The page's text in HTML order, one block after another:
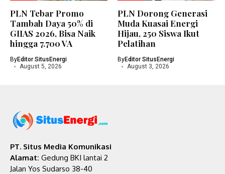
PLN Tebar Promo
Tambah Daya 50% di
GIIAS 2026, Bisa Naik
hingga 7.700 VA
ByEditor SitusEnergi
August 5, 2026
PLN Dorong Generasi
Muda Kuasai Energi
Hijau, 250 Siswa Ikut
Pelatihan
ByEditor SitusEnergi
August 3, 2026
PT. Situs Media Komunikasi
Alamat: Gedung BKI lantai 2
Jalan Yos Sudarso 38-40